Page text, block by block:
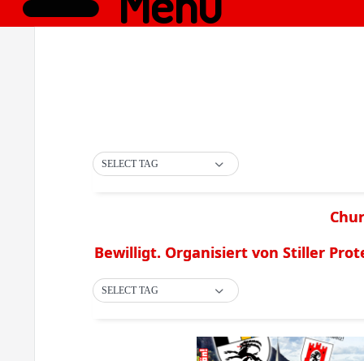
SELECT TAG
Bewilligt. Organisiert von Stiller
SELECT TAG